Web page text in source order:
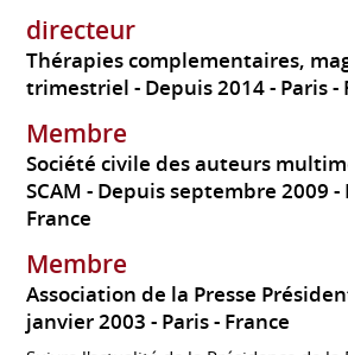
directeur
Thérapies complementaires,
trimestriel
Depuis 2014 Paris
Membre
Société civile des auteurs
SCAM
Depuis septembre 2009
France
Membre
Association de la Presse
janvier 2003 Paris France